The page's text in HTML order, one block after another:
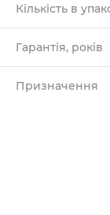
Кількість в
Гарантія, років
Призначення